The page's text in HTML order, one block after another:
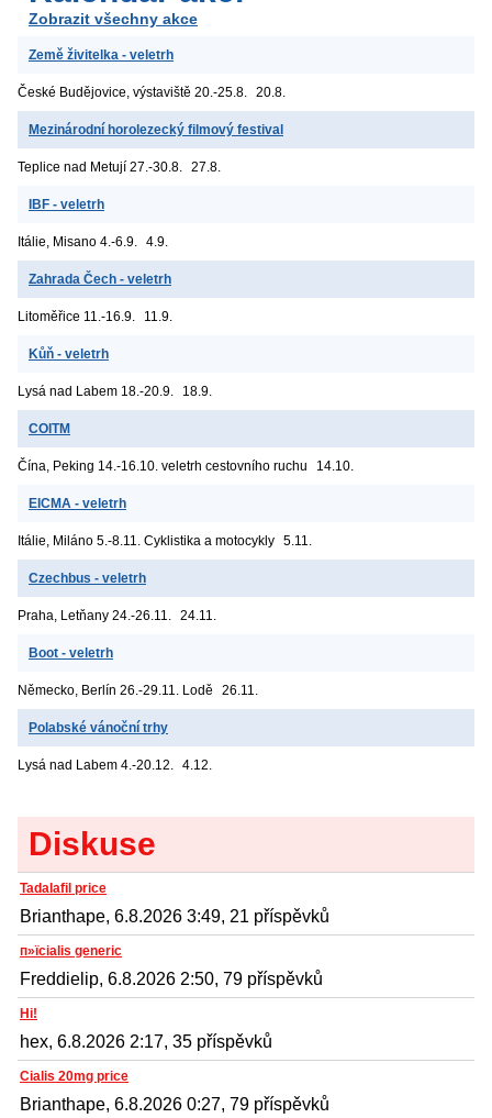
Zobrazit všechny akce
Země živitelka - veletrh
České Budějovice, výstaviště 20.-25.8. 20.8.
Mezinárodní horolezecký filmový festival
Teplice nad Metují 27.-30.8. 27.8.
IBF - veletrh
Itálie, Misano 4.-6.9. 4.9.
Zahrada Čech - veletrh
Litoměřice 11.-16.9. 11.9.
Kůň - veletrh
Lysá nad Labem 18.-20.9. 18.9.
COITM
Čína, Peking 14.-16.10. veletrh cestovního ruchu 14.10.
EICMA - veletrh
Itálie, Miláno 5.-8.11. Cyklistika a motocykly 5.11.
Czechbus - veletrh
Praha, Letňany 24.-26.11. 24.11.
Boot - veletrh
Německo, Berlín 26.-29.11. Lodě 26.11.
Polabské vánoční trhy
Lysá nad Labem 4.-20.12. 4.12.
Diskuse
Tadalafil price
Brianthape, 6.8.2026 3:49, 21 příspěvků
п»їcialis generic
Freddielip, 6.8.2026 2:50, 79 příspěvků
Hi!
hex, 6.8.2026 2:17, 35 příspěvků
Cialis 20mg price
Brianthape, 6.8.2026 0:27, 79 příspěvků